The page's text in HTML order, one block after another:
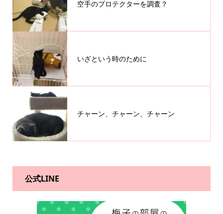
空手のプロテクターを調査？
いざという時のために
チャーン、チャーン、チャーン
公式LINE